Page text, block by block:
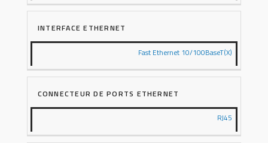
INTERFACE ETHERNET
Fast Ethernet 10/100BaseT(X)
CONNECTEUR DE PORTS ETHERNET
RJ45